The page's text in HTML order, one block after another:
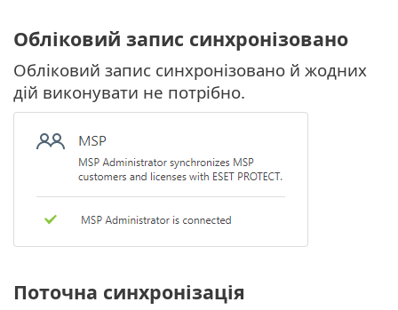
Обліковий запис синхронізовано
Обліковий запис синхронізовано й жодних
дій виконувати не потрібно.
Поточна синхронізація